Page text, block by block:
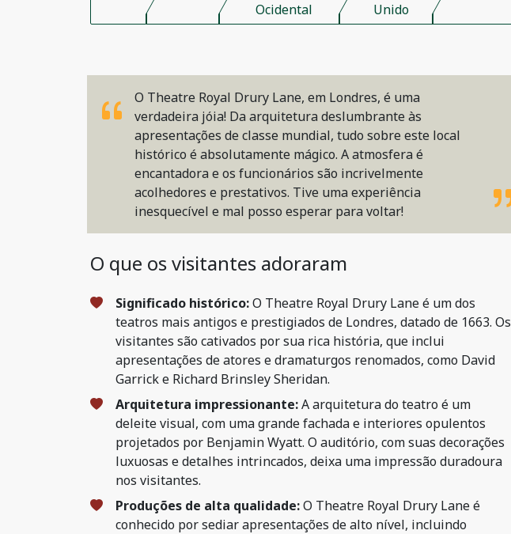
Ocidental
Unido
O Theatre Royal Drury Lane, em Londres, é uma
verdadeira jóia! Da arquitetura deslumbrante às
apresentações de classe mundial, tudo sobre este local
histórico é absolutamente mágico. A atmosfera é
encantadora e os funcionários são incrivelmente
acolhedores e prestativos. Tive uma experiência
inesquecível e mal posso esperar para voltar!
O que os visitantes adoraram
Significado histórico:O Theatre Royal Drury Lane é um dos
teatros mais antigos e prestigiados de Londres, datado de 1663. Os
visitantes são cativados por sua rica história, que inclui
apresentações de atores e dramaturgos renomados, como David
Garrick e Richard Brinsley Sheridan.
Arquitetura impressionante:A arquitetura do teatro é um
deleite visual, com uma grande fachada e interiores opulentos
projetados por Benjamin Wyatt. O auditório, com suas decorações
luxuosas e detalhes intrincados, deixa uma impressão duradoura
nos visitantes.
Produções de alta qualidade:O Theatre Royal Drury Lane é
conhecido por sediar apresentações de alto nível, incluindo